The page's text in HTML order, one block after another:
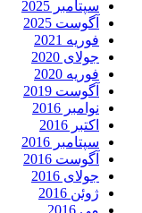
سپتامبر 2025
آگوست 2025
فوریه 2021
جولای 2020
فوریه 2020
آگوست 2019
نوامبر 2016
اکتبر 2016
سپتامبر 2016
آگوست 2016
جولای 2016
ژوئن 2016